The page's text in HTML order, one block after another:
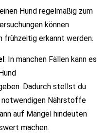
Hund regelmäßig zum
können
frühzeitig erkannt werden.
: In manchen Fällen kann es
Dadurch stellst du
notwendigen Nährstoffe
auf Mängel hindeuten
machen.